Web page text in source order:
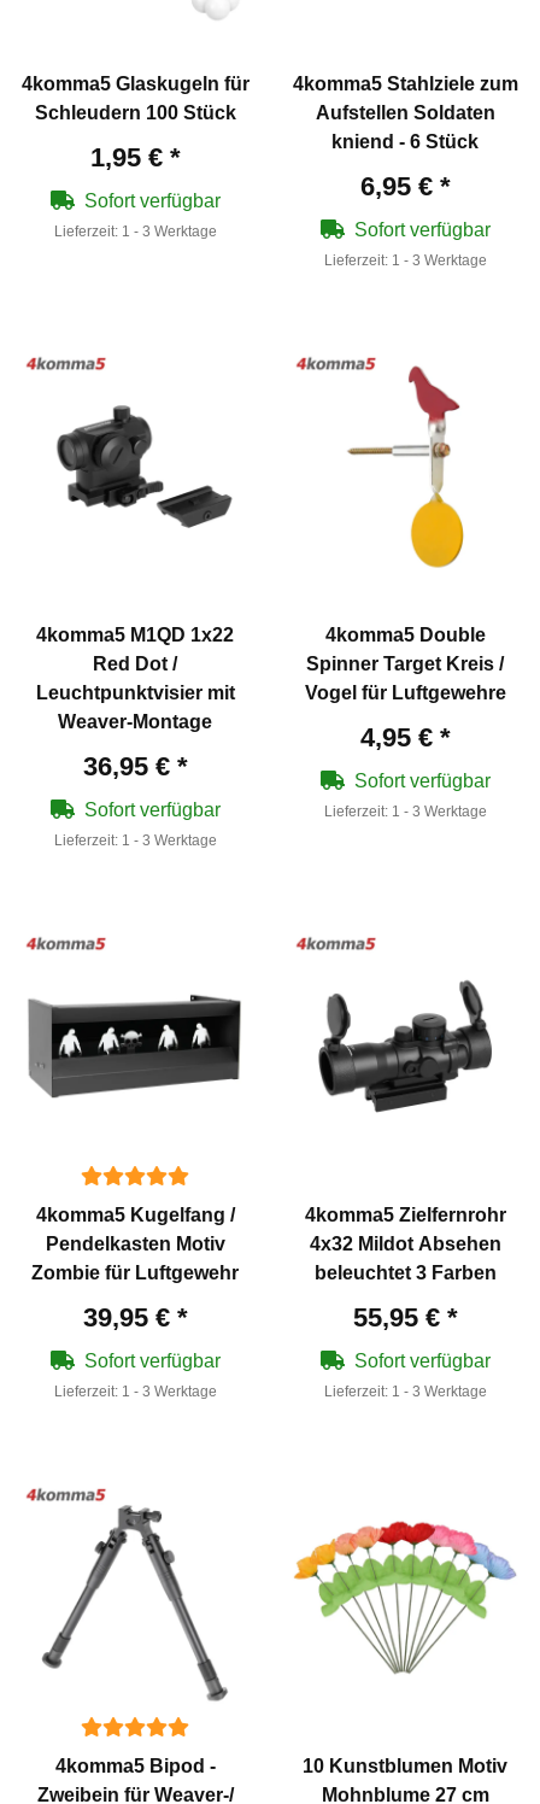
4komma5 Glaskugeln für
Schleudern 100 Stück
1,95 € *
Sofort verfügbar
Lieferzeit: 1 - 3 Werktage
4komma5 Stahlziele zum
Aufstellen Soldaten
kniend - 6 Stück
6,95 € *
Sofort verfügbar
Lieferzeit: 1 - 3 Werktage
4komma5 M1QD 1x22
Red Dot /
Leuchtpunktvisier mit
Weaver-Montage
36,95 € *
Sofort verfügbar
Lieferzeit: 1 - 3 Werktage
4komma5 Double
Spinner Target Kreis /
Vogel für Luftgewehre
4,95 € *
Sofort verfügbar
Lieferzeit: 1 - 3 Werktage
4komma5 Kugelfang /
Pendelkasten Motiv
Zombie für Luftgewehr
39,95 € *
Sofort verfügbar
Lieferzeit: 1 - 3 Werktage
4komma5 Zielfernrohr
4x32 Mildot Absehen
beleuchtet 3 Farben
55,95 € *
Sofort verfügbar
Lieferzeit: 1 - 3 Werktage
4komma5 Bipod -
Zweibein für Weaver-/
10 Kunstblumen Motiv
Mohnblume 27 cm